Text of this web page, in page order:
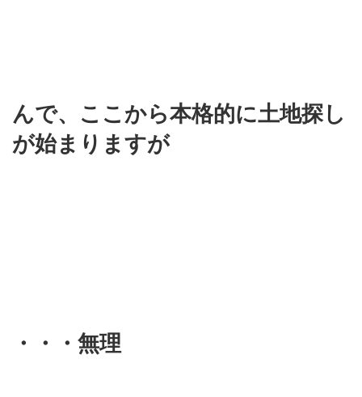
んで、ここから本格的に土地探し
が始まりますが
・・・無理